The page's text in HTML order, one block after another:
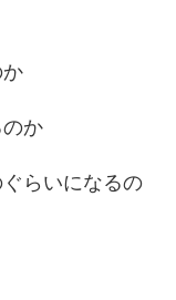
か
らいになるの